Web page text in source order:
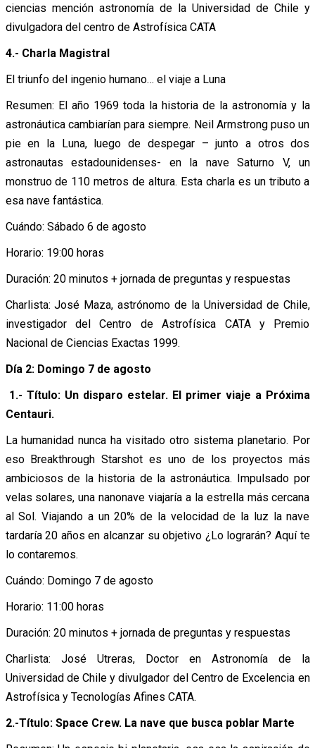
ciencias mención astronomía de la Universidad de Chile y
divulgadora del centro de Astrofísica CATA
4.- Charla Magistral
El triunfo del ingenio humano… el viaje a Luna
Resumen: El año 1969 toda la historia de la astronomía y la
astronáutica cambiarían para siempre. Neil Armstrong puso un
pie en la Luna, luego de despegar – junto a otros dos
astronautas estadounidenses- en la nave Saturno V, un
monstruo de 110 metros de altura. Esta charla es un tributo a
esa nave fantástica.
Cuándo: Sábado 6 de agosto
Horario: 19:00 horas
Duración: 20 minutos + jornada de preguntas y respuestas
Charlista: José Maza, astrónomo de la Universidad de Chile,
investigador del Centro de Astrofísica CATA y Premio
Nacional de Ciencias Exactas 1999.
Día 2: Domingo 7 de agosto
1.- Título: Un disparo estelar. El primer viaje a Próxima
Centauri.
La humanidad nunca ha visitado otro sistema planetario. Por
eso Breakthrough Starshot es uno de los proyectos más
ambiciosos de la historia de la astronáutica. Impulsado por
velas solares, una nanonave viajaría a la estrella más cercana
al Sol. Viajando a un 20% de la velocidad de la luz la nave
tardaría 20 años en alcanzar su objetivo ¿Lo lograrán? Aquí te
lo contaremos.
Cuándo: Domingo 7 de agosto
Horario: 11:00 horas
Duración: 20 minutos + jornada de preguntas y respuestas
Charlista: José Utreras, Doctor en Astronomía de la
Universidad de Chile y divulgador del Centro de Excelencia en
Astrofísica y Tecnologías Afines CATA.
2.-Título: Space Crew. La nave que busca poblar Marte